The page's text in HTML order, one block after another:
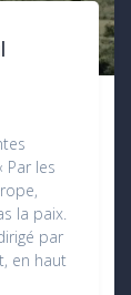
Par les
la paix.
par
en haut